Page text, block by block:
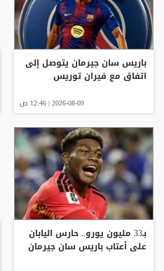
باريس سان جيرمان يتوصل إلى
اتفاق مع فيران توريس
2026-08-09 | 12:46 ص
بـ33 مليون يورو.. حارس اليابان
على أعتاب باريس سان جيرمان